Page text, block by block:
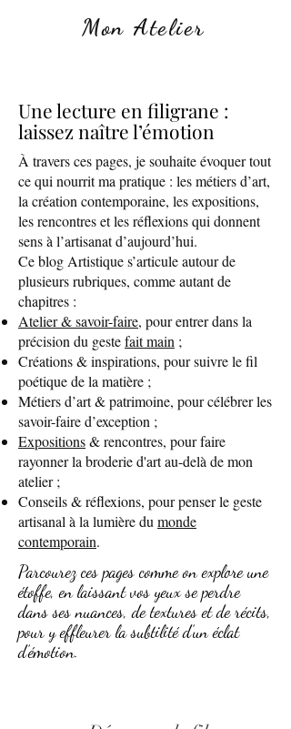
Mon Atelier
Une lecture en filigrane :
laissez naître l’émotion
À travers ces pages, je souhaite évoquer tout
ce qui nourrit ma pratique : les métiers d’art,
la création contemporaine, les expositions,
les rencontres et les réflexions qui donnent
sens à l’artisanat d’aujourd’hui.
Ce blog Artistique s’articule autour de
plusieurs rubriques, comme autant de
chapitres :
Atelier & savoir-faire, pour entrer dans la
précision du gestefait main ;
Créations & inspirations, pour suivre le fil
poétique de la matière ;
Métiers d’art & patrimoine, pour célébrer les
savoir-faire d’exception ;
Expositions& rencontres, pour faire
rayonner la broderie d'art au-delà de mon
atelier ;
Conseils & réflexions, pour penser le geste
artisanal à la lumière dumonde
contemporain.
Parcourez ces pages comme on explore une
étoffe, en laissant vos yeux se perdre
dans ses nuances, de textures et de récits,
pour y effleurer la subtilité d’un éclat
d’émotion.